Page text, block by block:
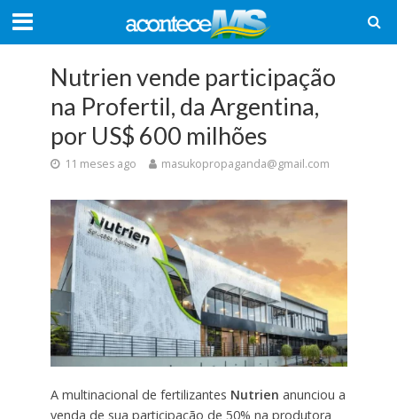
Nutrien vende participação
na Profertil, da Argentina,
por US$ 600 milhões
11 meses ago masukopropaganda@gmail.com
A multinacional de fertilizantes Nutrien anunciou a
venda de sua participação de 50% na produtora